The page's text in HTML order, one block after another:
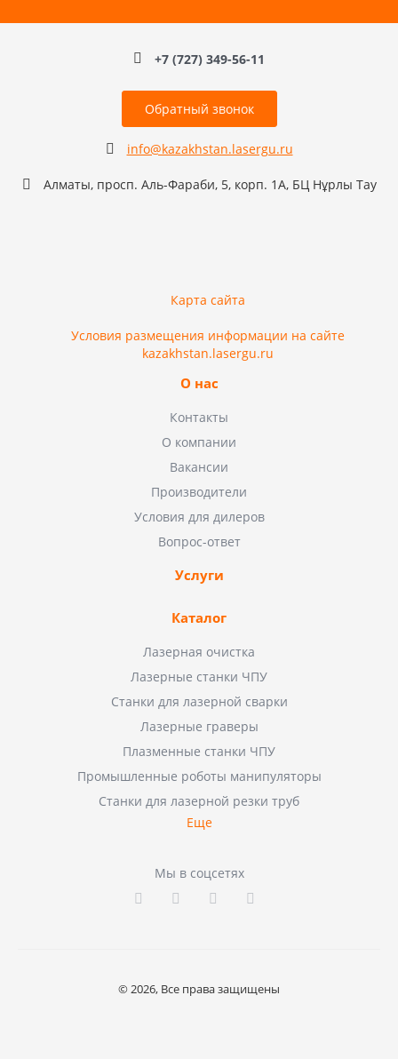
+7 (727) 349-56-11
Обратный звонок
info@kazakhstan.lasergu.ru
Алматы, просп. Аль-Фараби, 5, корп. 1А, БЦ Нұрлы Тау
Карта сайта
Условия размещения информации на сайте
kazakhstan.lasergu.ru
О нас
Контакты
О компании
Вакансии
Производители
Условия для дилеров
Вопрос-ответ
Услуги
Каталог
Лазерная очистка
Лазерные станки ЧПУ
Станки для лазерной сварки
Лазерные граверы
Плазменные станки ЧПУ
Промышленные роботы манипуляторы
Станки для лазерной резки труб
Еще
Мы в соцсетях
© 2026, Все права защищены